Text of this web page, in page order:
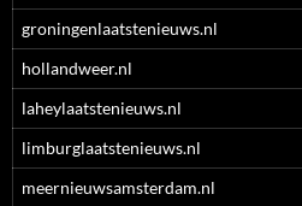
groningenlaatstenieuws.nl
hollandweer.nl
laheylaatstenieuws.nl
limburglaatstenieuws.nl
meernieuwsamsterdam.nl